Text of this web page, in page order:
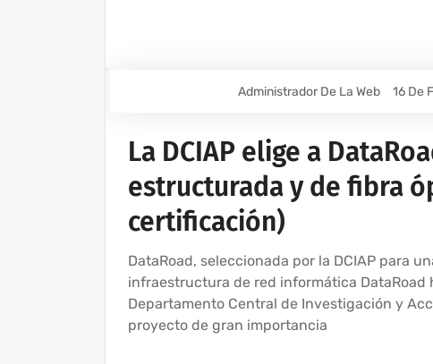
Administrador De La Web 16 De
La DCIAP elige a
estructurada y de fibra
certificación)
DataRoad, seleccionada por la DCIAP para
infraestructura de red informática DataRoad
Departamento Central de Investigación y
proyecto de gran importancia